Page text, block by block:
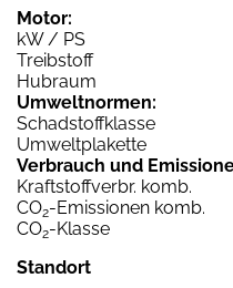
Motor:
kW / PS
Treibstoff
Hubraum
Umweltnormen:
Schadstoffklasse
Umweltplakette
Verbrauch und
Kraftstoffverbr. komb.
CO2-Emissionen komb.
CO2-Klasse
Standort